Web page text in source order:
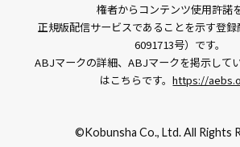
権者からコンテンツ使用許諾
正規版配信サービスであることを示す登
6091713号）です。
ABJマークの詳細、ABJマークを掲示して
はこちらです。https://
©Kobunsha Co., Ltd. All Rights